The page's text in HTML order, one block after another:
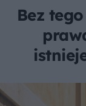
Bez